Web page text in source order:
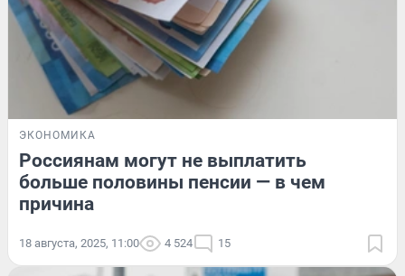
ЭКОНОМИКА
Россиянам могут не выплатить
больше половины пенсии — в чем
причина
18 августа, 2025, 11:00 4 524 15